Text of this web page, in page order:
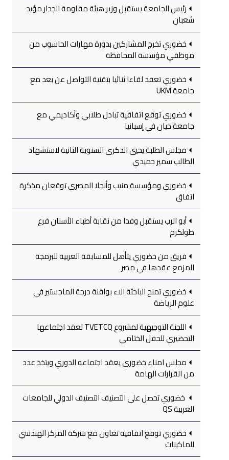
رئيس الجامعة يستقبل وزير هيئة مقاومة الجدار مؤيد
شعبان
خضوري تخرج المشاركين بدورة مهارات الحاسوب من
موظفي مؤسسة المحافظة
خضوري تعقد لقاءا ثنائيا بتقنية التواصل عن بعد مع
جامعة UKM
خضوري توقع اتفاقية تبادل طلابي وأكاديمي مع
جامعة خيان في إسبانيا
مجلس الطلبة يحيي الذكرى السنوية الثانية لاستشهاد
الطالب سمير حميدي
خضوري ومؤسسة منيب وأنجلا المصري توقعان مذكرة
اتفاق
أبو الرب يستقبل وفدا من نقابة أطباء الأسنان فرع
طولكرم
فريق من خضوري يتأهل للمسابقة العربية للبرمجة
المزمع عقدها في مصر
خضوري تمنح الباحثة الاء بواقنة درجة الماجستير في
علوم الرياضة
اللجنة التوجيهية لمشروع TVETCQ تعقد اجتماعها
التحضيري للحفل الختامي
مجلس امناء خضوري يعقد اجتماعه الدوري ويتخذ عدد
من القرارات الهامة
خضوري تحصل على التصنيف التصنيف الدولي للجامعات
العربية QS
خضوري توقع اتفاقية تعاون مع شركة المركز الهندسي
للماكينات